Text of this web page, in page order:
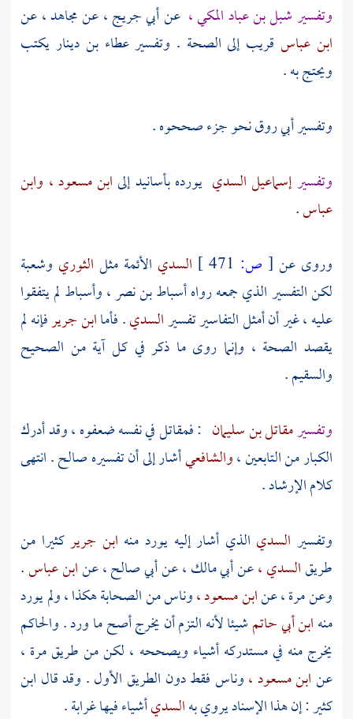
وتفسيرشبل بن عباد المكي ، عنأبي جريج ،عنمجاهد ،عن
ابن عباس قريب إلى الصحة . وتفسيرعطاء بن دينار يكتب
ويحتج به .
وتفسيرأبي روقنحو جزء صححوه .
وتفسيرإسماعيل السدي يورده بأسانيد إلىابن مسعود ، وابن
عباس.
وروى عن [ ص: السدي الأئمة مثل الثوري وشعبة
لكن التفسير الذي جمعه رواهأسباط بن نصر ،وأسباط لم يتفقوا
عليه ، غير أن أمثل التفاسير تفسيرالسدي. فأماابن جريرفإنه لم
يقصد الصحة ، وإنما روى ما ذكر في كل آية من الصحيح
والسقيم .
وتفسيرمقاتل بن سليمان : فمقاتل في نفسه ضعفوه ، وقد أدرك
الكبار من التابعين ،والشافعيأشار إلى أن تفسيره صالح . انتهى
كلام الإرشاد .
وتفسير السدي الذي أشار إليه يورد منه ابن جريركثيرا من
طريقالسدي ،عنأبي مالك ،عنأبي صالح ،عنابن عباس.
وعنمرة ،عنابن مسعود ،وناس من الصحابة هكذا ، ولم يورد
منهابن أبي حاتمشيئا لأنه التزم أن يخرج أصح ما ورد .والحاكم
يخرج منه في مستدركه أشياء ويصححه ، لكن من طريقمرة ،
عنابن مسعود ،وناس فقط دون الطريق الأول . وقد قال ابن
كثير: إن هذا الإسناد يروي بهالسديأشياء فيها غرابة .